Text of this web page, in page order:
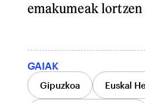
emakumeak
GAIAK
Gipuzkoa Euskal